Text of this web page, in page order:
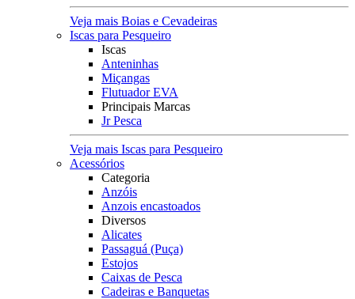
Veja mais Boias e Cevadeiras
Iscas para Pesqueiro
Iscas
Anteninhas
Miçangas
Flutuador EVA
Principais Marcas
Jr Pesca
Veja mais Iscas para Pesqueiro
Acessórios
Categoria
Anzóis
Anzois encastoados
Diversos
Alicates
Passaguá (Puça)
Estojos
Caixas de Pesca
Cadeiras e Banquetas